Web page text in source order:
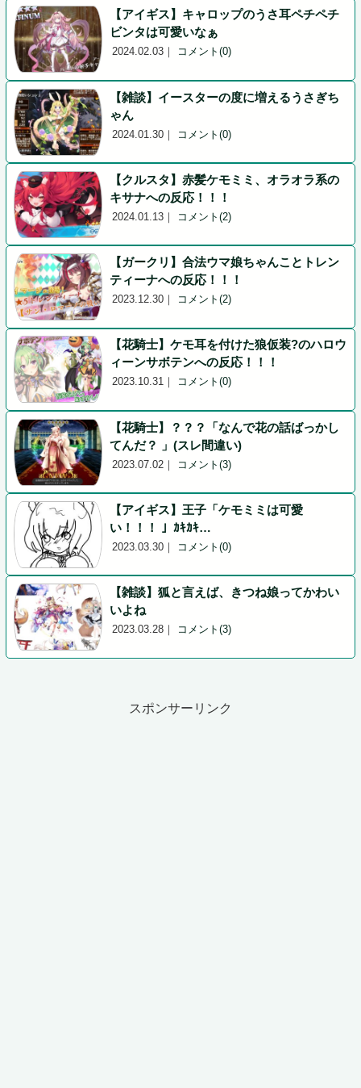
2024.02.03 ｜ コメント(0)
【アイギス】キャロップのうさ耳ペチペチ
ビンタは可愛いなぁ
2024.01.30 ｜ コメント(0)
【雑談】イースターの度に増えるうさぎち
ゃん
2024.01.13 ｜ コメント(2)
【クルスタ】赤髪ケモミミ、オラオラ系の
キサナへの反応！！！
2023.12.30 ｜ コメント(2)
【ガークリ】合法ウマ娘ちゃんことトレン
ティーナへの反応！！！
2023.10.31 ｜ コメント(0)
【花騎士】ケモ耳を付けた狼仮装?のハロウ
ィーンサボテンへの反応！！！
2023.07.02 ｜ コメント(3)
【花騎士】？？？「なんで花の話ばっかし
てんだ？ 」(スレ間違い)
2023.03.30 ｜ コメント(0)
【アイギス】王子「ケモミミは可愛
い！！！ 」ｶｷｶｷ…
2023.03.28 ｜ コメント(3)
【雑談】狐と言えば、きつね娘ってかわい
いよね
スポンサーリンク